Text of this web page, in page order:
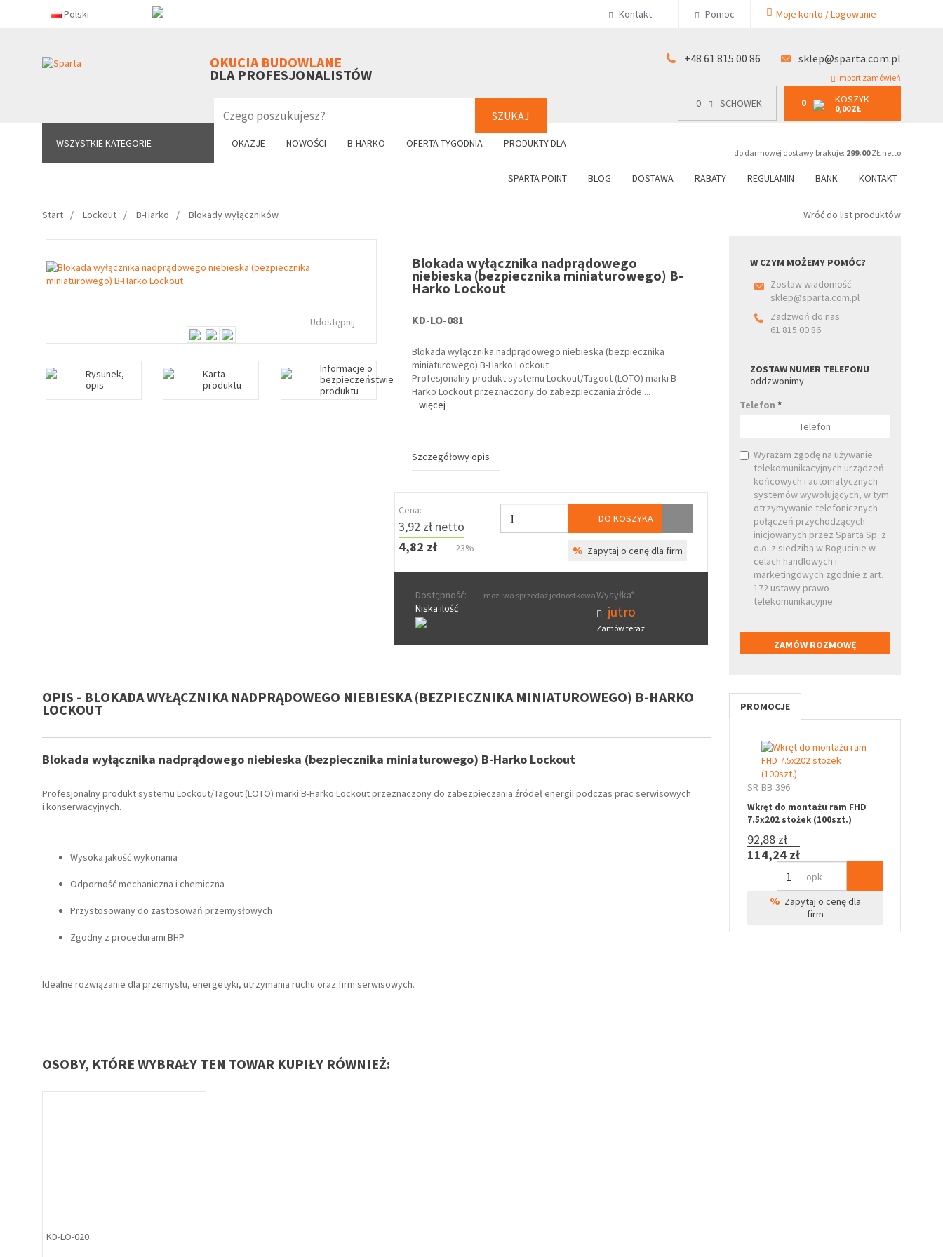
Polski Kontakt Pomoc Moje konto / Logowanie
OKUCIA BUDOWLANE
DLA PROFESJONALISTÓW
SZUKAJ
+48 61 815 00 86 sklep@sparta.com.pl
import zamówień
0 SCHOWEK 0 KOSZYK
0,00 ZŁ
do darmowej dostawy brakuje: 299.00ZŁ netto
WSZYSTKIE KATEGORIE OKAZJE NOWOŚCI B-HARKO OFERTA TYGODNIA PRODUKTY DLA
SPARTA POINT BLOG DOSTAWA RABATY REGULAMIN BANK KONTAKT
WSZYSTKIE KATEGORIE 0 SCHOWEK 0 KOSZYK
0,00 ZŁ
+48 61 815 00 86
Start Lockout B-Harko Blokady wyłączników Wróć do list produktów
Udostępnij
Rysunek,
opis
Karta
produktu
Informacje o
bezpieczeństwie
produktu
Blokada wyłącznika nadprądowego
niebieska (bezpiecznika miniaturowego) B-
Harko Lockout
KD-LO-081
Blokada wyłącznika nadprądowego niebieska (bezpiecznika
miniaturowego) B-Harko Lockout
Profesjonalny produkt systemu Lockout/Tagout (LOTO) marki B-
Harko Lockout przeznaczony do zabezpieczania źróde ...
więcej
Szczegółowy opis
Cena:
3,92 zł netto
4,82 zł
23%
DO KOSZYKA
% Zapytaj o cenę dla firm
Dostępność:
Niska ilość
możliwa sprzedaż jednostkowaWysyłka*:
jutro
Zamów teraz
OPIS - BLOKADA WYŁĄCZNIKA NADPRĄDOWEGO NIEBIESKA (BEZPIECZNIKA MINIATUROWEGO) B-HARKO
LOCKOUT
Blokada wyłącznika nadprądowego niebieska (bezpiecznika miniaturowego) B-Harko Lockout
Profesjonalny produkt systemu Lockout/Tagout (LOTO) marki B-Harko Lockout przeznaczony do zabezpieczania źródeł energii podczas prac serwisowych
i konserwacyjnych.
Wysoka jakość wykonania
Odporność mechaniczna i chemiczna
Przystosowany do zastosowań przemysłowych
Zgodny z procedurami BHP
Idealne rozwiązanie dla przemysłu, energetyki, utrzymania ruchu oraz firm serwisowych.
OSOBY, KTÓRE WYBRAŁY TEN TOWAR KUPIŁY RÓWNIEŻ:
KD-LO-020
W CZYM MOŻEMY POMÓC?
Zostaw wiadomość
sklep@sparta.com.pl
Zadzwoń do nas
61 815 00 86
ZOSTAW NUMER TELEFONU
oddzwonimy
Telefon*
Wyrażam zgodę na używanie
telekomunikacyjnych urządzeń
końcowych i automatycznych
systemów wywołujących, w tym
otrzymywanie telefonicznych
połączeń przychodzących
inicjowanych przez Sparta Sp. z
o.o. z siedzibą w Bogucinie w
celach handlowych i
marketingowych zgodnie z art.
172 ustawy prawo
telekomunikacyjne.
PROMOCJE
SR-BB-396
Wkręt do montażu ram FHD
7.5x202 stożek (100szt.)
92,88 zł
114,24 zł
opk
% Zapytaj o cenę dla
firm